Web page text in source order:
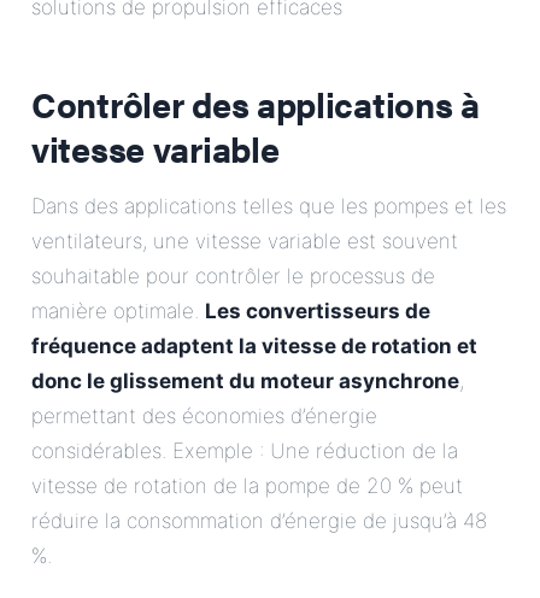
solutions de propulsion efficaces
Contrôler des applications à
vitesse variable
Dans des applications telles que les pompes et les
ventilateurs, une vitesse variable est souvent
souhaitable pour contrôler le processus de
manière optimale. Les convertisseurs de
fréquence adaptent la vitesse de rotation et
donc le glissement du moteur asynchrone,
permettant des économies d’énergie
considérables. Exemple : Une réduction de la
vitesse de rotation de la pompe de 20 % peut
réduire la consommation d’énergie de jusqu’à 48
%.